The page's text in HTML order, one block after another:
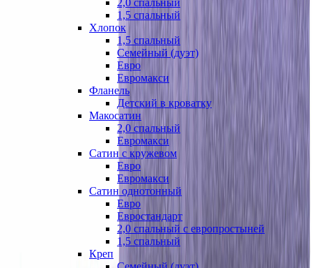
2,0 спальный
1,5 спальный
Хлопок
1,5 спальный
Семейный (дуэт)
Евро
Евромакси
Фланель
Детский в кроватку
Макосатин
2,0 спальный
Евромакси
Сатин с кружевом
Евро
Евромакси
Сатин однотонный
Евро
Евростандарт
2,0 спальный с европростыней
1,5 спальный
Креп